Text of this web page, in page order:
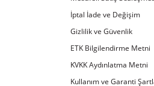
Ayhan özgür
Bu
Espresso
kahve
İptal İade ve Değişim
Gizlilik ve Güvenlik
ETK Bilgilendirme Metni
KVKK Aydınlatma Metni
Kullanım ve Garanti